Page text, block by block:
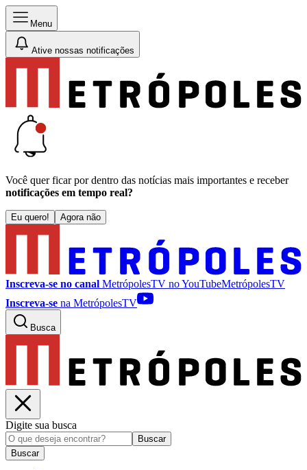
Menu
Ative nossas notificações
Você quer ficar por dentro das notícias mais importantes e receber
notificações em tempo real?
Eu quero! Agora não
Inscreva-se no canal MetrópolesTV noYouTubeMetrópolesTV
Inscreva-se na MetrópolesTV
Busca
Digite sua busca
Buscar
Buscar